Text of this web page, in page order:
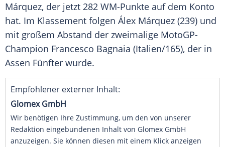
Márquez, der jetzt 282 WM-Punkte auf dem Konto
hat. Im Klassement folgen Álex Márquez (239) und
mit großem Abstand der zweimalige MotoGP-
Champion Francesco Bagnaia (Italien/165), der in
Assen Fünfter wurde.
Empfohlener externer Inhalt:
Glomex GmbH
Wir benötigen Ihre Zustimmung, um den von unserer
Redaktion eingebundenen Inhalt von Glomex GmbH
anzuzeigen. Sie können diesen mit einem Klick anzeigen